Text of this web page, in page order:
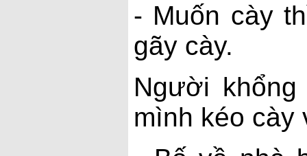
- Muốn cày
gãy cày.
Người
mình kéo cày